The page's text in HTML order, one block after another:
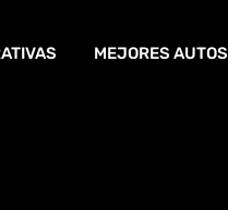
MEJORES AUTOS